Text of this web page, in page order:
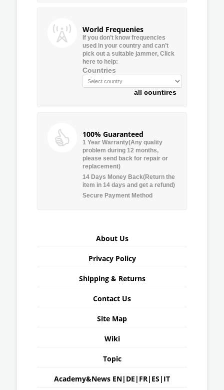
World Frequenies
If you don’t know frequencies
used in your country and can’t
pick out a suitable jammer, Click
here to help:
Countries
all countires
100% Guaranteed
1 Year Warranty(Any quality
problem during 12 months,
please send back for repair or
replacement)
14 Days Money Back(Return the
item in 14 days and get a refund)
Secure Payment Method
About Us
Privacy Policy
Shipping & Returns
Contact Us
Site Map
Wiki
Topic
Academy&News EN| DE | FR| ES | IT